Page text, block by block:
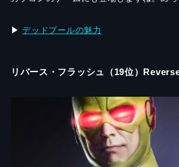
▶︎デッドプールの魅力
リバース・フラッシュ（19位）